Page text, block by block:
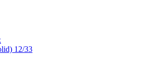
12/33